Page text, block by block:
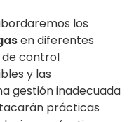
los
en diferentes
de control
y las
gestión inadecuada
prácticas